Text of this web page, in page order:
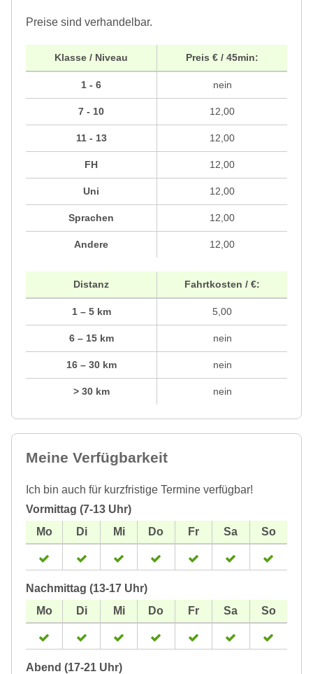
Preise sind verhandelbar.
Klasse / Niveau
1 - 6
7 - 10
11 - 13
FH
Uni
Sprachen
Andere
Preis € / 45min:
nein
12,00
12,00
12,00
12,00
12,00
12,00
Distanz
1 – 5 km
6 – 15 km
16 – 30 km
> 30 km
Fahrtkosten / €:
5,00
nein
nein
nein
Meine Verfügbarkeit
Ich bin auch für kurzfristige Termine verfügbar!
Vormittag (7-13 Uhr)
Nachmittag (13-17 Uhr)
Abend (17-21 Uhr)